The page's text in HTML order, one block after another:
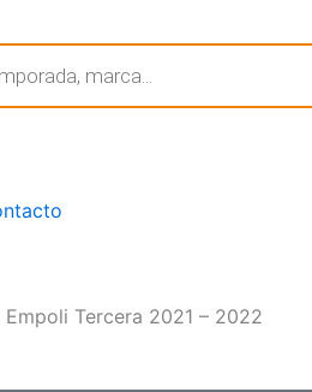
Empoli Tercera 2021 – 2022